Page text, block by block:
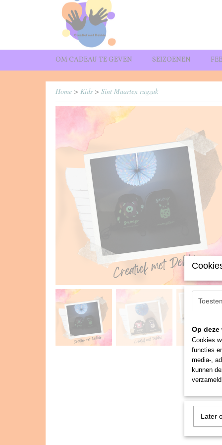
OM CADEAU TE GEVEN SEIZOENEN
Home > Kids > Sint Maarten rugzak
Op
Cookies
functies
media-,
kunnen
Later